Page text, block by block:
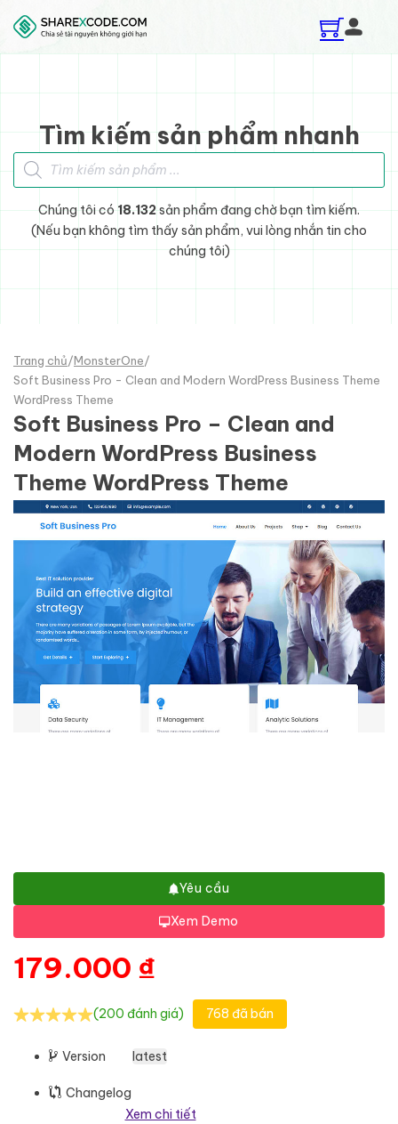
Skip to main content
Skip to footer
Tìm kiếm sản phẩm nhanh
Tìm kiếm sản phẩm
Chúng tôi có 18.132sản phẩm đang chờ bạn tìm kiếm.
(Nếu bạn không tìm thấy sản phẩm, vui lòng nhắn tin cho
chúng tôi)
Trang chủ/MonsterOne/
Soft Business Pro - Clean and Modern WordPress Business Theme
WordPress Theme
Soft Business Pro – Clean and
Modern WordPress Business
Theme WordPress Theme
Yêu cầu
Xem Demo
179.000 ₫
(200 đánh giá) 768 đã bán
Version latest
Changelog
Xem chi tiết